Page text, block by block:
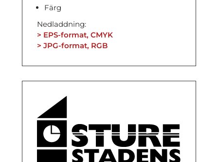
Färg
Nedladdning:
> EPS-format, CMYK
> JPG-format, RGB